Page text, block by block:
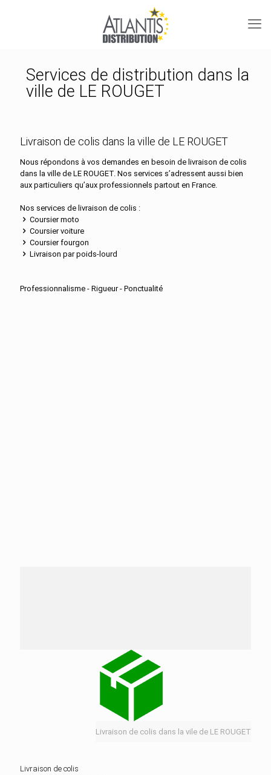
Services de distribution dans la
ville de LE ROUGET
Livraison de colis dans la ville de LE ROUGET
Nous répondons à vos demandes en besoin de livraison de colis
dans la ville de LE ROUGET. Nos services s’adressent aussi bien
aux particuliers qu’aux professionnels partout en France.
Nos services de livraison de colis :
Coursier moto
Coursier voiture
Coursier fourgon
Livraison par poids-lourd
Professionnalisme - Rigueur - Ponctualité
Livraison de colis dans la vile de LE ROUGET
Livraison de colis